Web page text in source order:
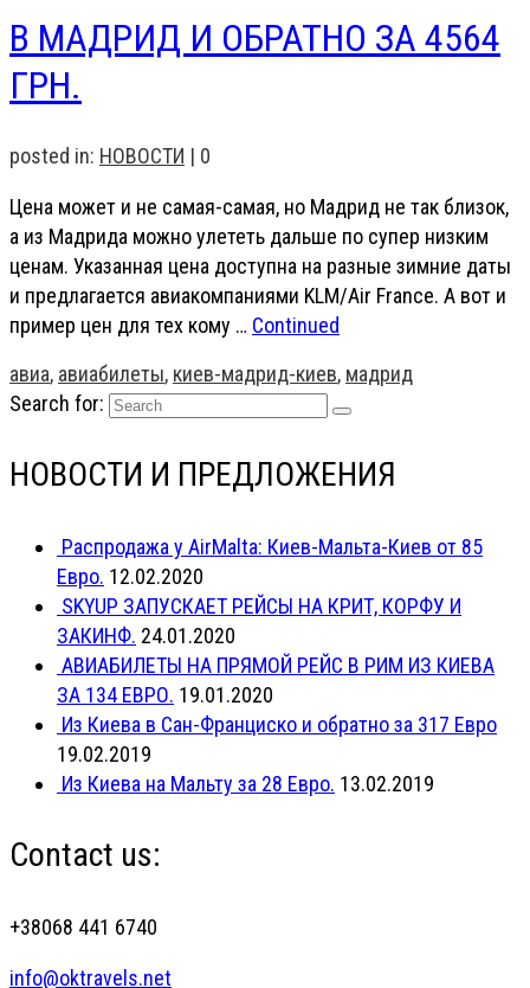
В МАДРИД И ОБРАТНО ЗА 4564
ГРН.
posted in: НОВОСТИ | 0
Цена может и не самая-самая, но Мадрид не так близок,
а из Мадрида можно улететь дальше по супер низким
ценам. Указанная цена доступна на разные зимние даты
и предлагается авиакомпаниями KLM/Air France. А вот и
пример цен для тех кому … Continued
авиа, авиабилеты, киев-мадрид-киев, мадрид
Search for:
НОВОСТИ И ПРЕДЛОЖЕНИЯ
Распродажа у AirMalta: Киев-Мальта-Киев от 85
Евро. 12.02.2020
SKYUP ЗАПУСКАЕТ РЕЙСЫ НА КРИТ, КОРФУ И
ЗАКИНФ. 24.01.2020
АВИАБИЛЕТЫ НА ПРЯМОЙ РЕЙС В РИМ ИЗ КИЕВА
ЗА 134 ЕВРО. 19.01.2020
Из Киева в Сан-Франциско и обратно за 317 Евро
19.02.2019
Из Киева на Мальту за 28 Евро. 13.02.2019
Contact us:
+38068 441 6740
info@oktravels.net